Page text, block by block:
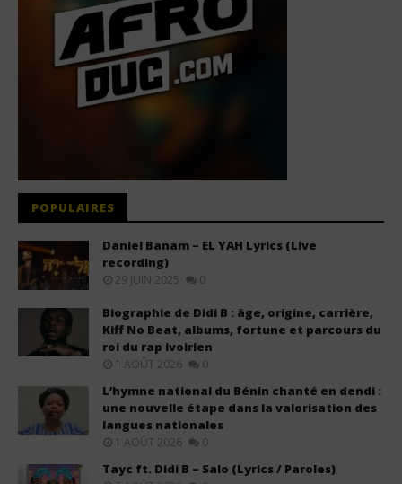
POPULAIRES
Daniel Banam – EL YAH Lyrics (Live
recording)
29 JUIN 2025 0
Biographie de Didi B : âge, origine, carrière,
Kiff No Beat, albums, fortune et parcours du
roi du rap ivoirien
1 AOÛT 2026 0
L’hymne national du Bénin chanté en dendi :
une nouvelle étape dans la valorisation des
langues nationales
1 AOÛT 2026 0
Tayc ft. Didi B – Salo (Lyrics / Paroles)